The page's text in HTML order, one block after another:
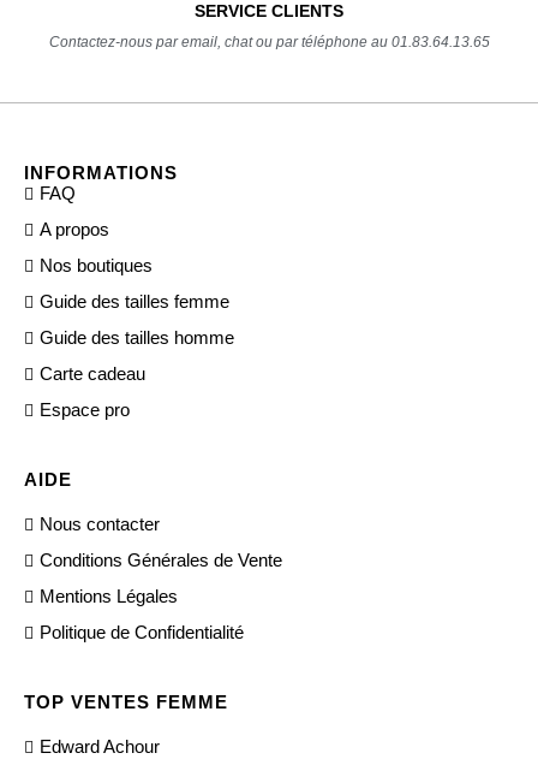
SERVICE CLIENTS
Contactez-nous par email, chat ou par téléphone au 01.83.64.13.65
INFORMATIONS
FAQ
A propos
Nos boutiques
Guide des tailles femme
Guide des tailles homme
Carte cadeau
Espace pro
AIDE
Nous contacter
Conditions Générales de Vente
Mentions Légales
Politique de Confidentialité
TOP VENTES FEMME
Edward Achour